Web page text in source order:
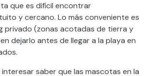
que es difícil encontrar
y cercano. Lo más conveniente es
privado (zonas acotadas de tierra y
dejarlo antes de llegar a la playa en
saber que las mascotas en la